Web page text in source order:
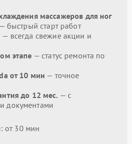
массажеров для ног
— быстрый старт работ
— всегда свежие акции и
этапе — статус ремонта по
от 10 мин — точное
до 12 мес. — с
документами
от 30 мин